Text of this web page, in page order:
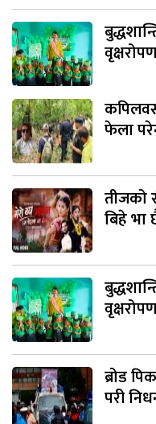
फेला
तीजको
बिहे भा
ब्रोड
परी